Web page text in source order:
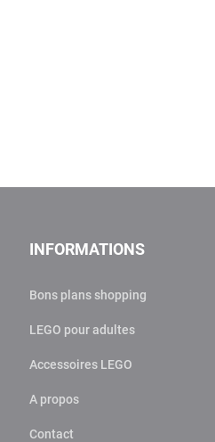
INFORMATIONS
Bons plans shopping
LEGO pour adultes
Accessoires LEGO
A propos
Contact